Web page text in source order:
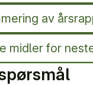
av
midler for